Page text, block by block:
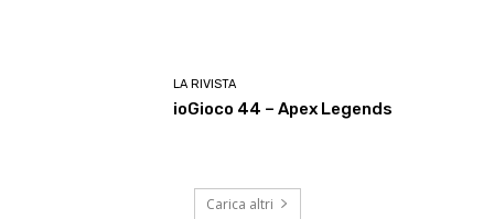
LA RIVISTA
ioGioco 44 – Apex Legends
Carica altri